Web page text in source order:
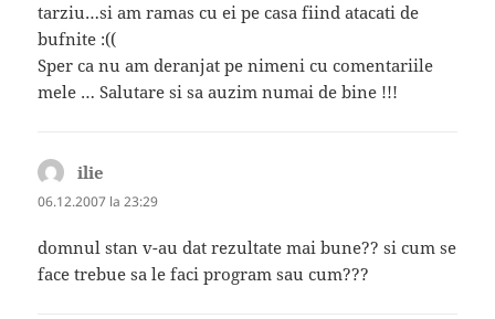
tarziu…si am ramas cu ei pe casa fiind atacati de
bufnite :((
Sper ca nu am deranjat pe nimeni cu comentariile
mele … Salutare si sa auzim numai de bine !!!
ilie
06.12.2007 la 23:29
domnul stan v-au dat rezultate mai bune?? si cum se
face trebue sa le faci program sau cum???